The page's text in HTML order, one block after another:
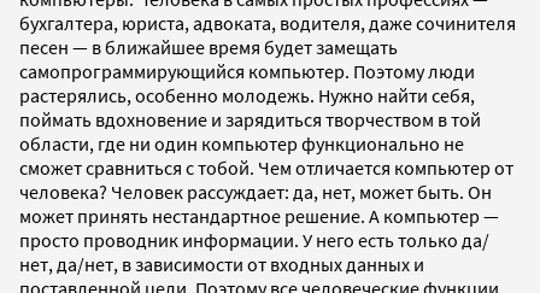
бухгалтера, юриста, адвоката, водителя, даже сочинителя
песен — в ближайшее время будет замещать
самопрограммирующийся компьютер. Поэтому люди
растерялись, особенно молодежь. Нужно найти себя,
поймать вдохновение и зарядиться творчеством в той
области, где ни один компьютер функционально не
сможет сравниться с тобой. Чем отличается компьютер от
человека? Человек рассуждает: да, нет, может быть. Он
может принять нестандартное решение. А компьютер —
просто проводник информации. У него есть только да/
нет, да/нет, в зависимости от входных данных и